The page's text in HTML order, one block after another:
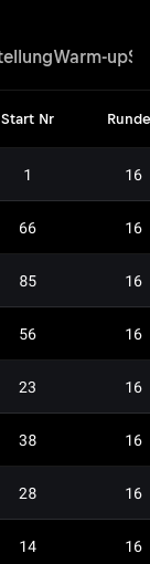
Warm-up
Start Nr
1 16
66 16
85 16
56 16
23 16
38 16
28 16
14 16